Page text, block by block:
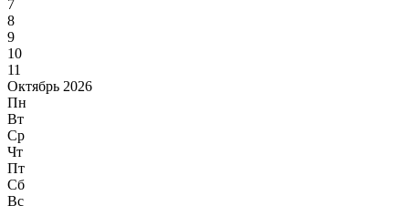
7
8
9
10
11
Октябрь 2026
Пн
Вт
Ср
Чт
Пт
Сб
Вс